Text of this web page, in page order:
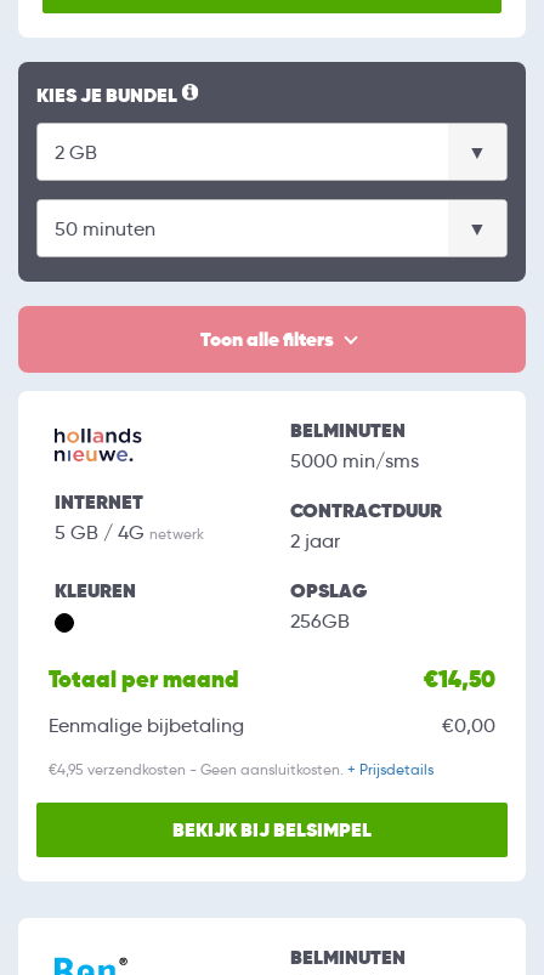
KIES JE BUNDEL
Toon alle filters
INTERNET
5 GB / 4G netwerk
BELMINUTEN
5000 min/sms
CONTRACTDUUR
2 jaar
KLEUREN OPSLAG
256GB
Totaal per maand €14,50
Eenmalige bijbetaling €0,00
€4,95 verzendkosten - Geen aansluitkosten. + Prijsdetails
BEKIJK BIJ BELSIMPEL
BELMINUTEN